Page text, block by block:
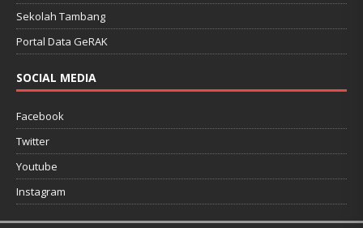
Sekolah Tambang
Portal Data GeRAK
SOCIAL MEDIA
Facebook
Twitter
Youtube
Instagram